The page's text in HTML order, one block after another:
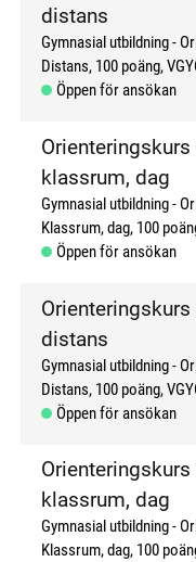
distans
Gymnasial utbildning
Distans 100 poäng
Öppen för ansökan
klassrum, dag
Gymnasial utbildning
Klassrum, dag 100
Öppen för ansökan
distans
Gymnasial utbildning
Distans 100 poäng
Öppen för ansökan
klassrum, dag
Gymnasial utbildning
Klassrum, dag 100